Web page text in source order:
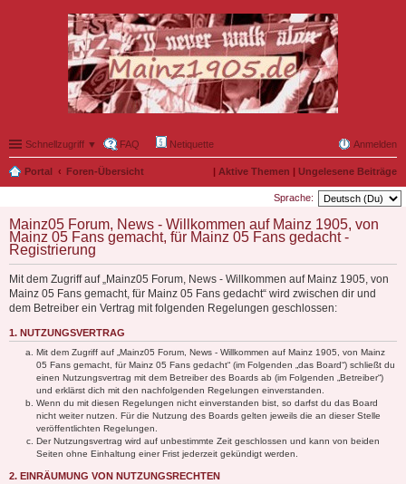
Schnellzugriff ▼ FAQ Netiquette Anmelden
Portal Foren-Übersicht | Aktive Themen | Ungelesene Beiträge
Sprache:
Mainz05 Forum, News - Willkommen auf Mainz 1905, von
Mainz 05 Fans gemacht, für Mainz 05 Fans gedacht -
Registrierung
Mit dem Zugriff auf „Mainz05 Forum, News - Willkommen auf Mainz 1905, von
Mainz 05 Fans gemacht, für Mainz 05 Fans gedacht“ wird zwischen dir und
dem Betreiber ein Vertrag mit folgenden Regelungen geschlossen:
1. NUTZUNGSVERTRAG
Mit dem Zugriff auf „Mainz05 Forum, News - Willkommen auf Mainz 1905, von Mainz
05 Fans gemacht, für Mainz 05 Fans gedacht“ (im Folgenden „das Board“) schließt du
einen Nutzungsvertrag mit dem Betreiber des Boards ab (im Folgenden „Betreiber“)
und erklärst dich mit den nachfolgenden Regelungen einverstanden.
Wenn du mit diesen Regelungen nicht einverstanden bist, so darfst du das Board
nicht weiter nutzen. Für die Nutzung des Boards gelten jeweils die an dieser Stelle
veröffentlichten Regelungen.
Der Nutzungsvertrag wird auf unbestimmte Zeit geschlossen und kann von beiden
Seiten ohne Einhaltung einer Frist jederzeit gekündigt werden.
2. EINRÄUMUNG VON NUTZUNGSRECHTEN